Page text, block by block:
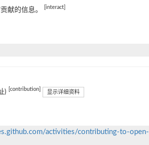
献的信息。 [interact]
) [contribution] 显示详细资料
activities/contributing-to-open-